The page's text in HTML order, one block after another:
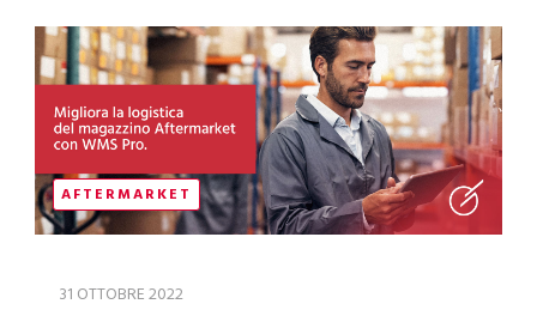
AFTERMARKET
31 OTTOBRE 2022